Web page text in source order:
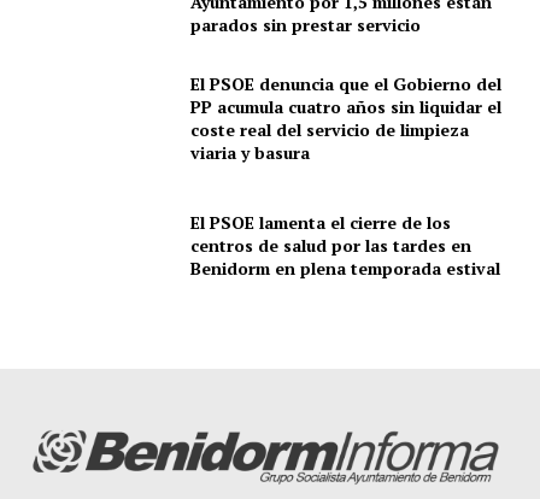
parados sin prestar servicio
El PSOE denuncia que el Gobierno del
PP acumula cuatro años sin liquidar el
coste real del servicio de limpieza
viaria y basura
El PSOE lamenta el cierre de los
centros de salud por las tardes en
Benidorm en plena temporada estival